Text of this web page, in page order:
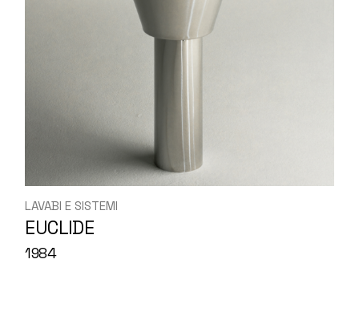
LAVABI E SISTEMI
EUCLIDE
1984